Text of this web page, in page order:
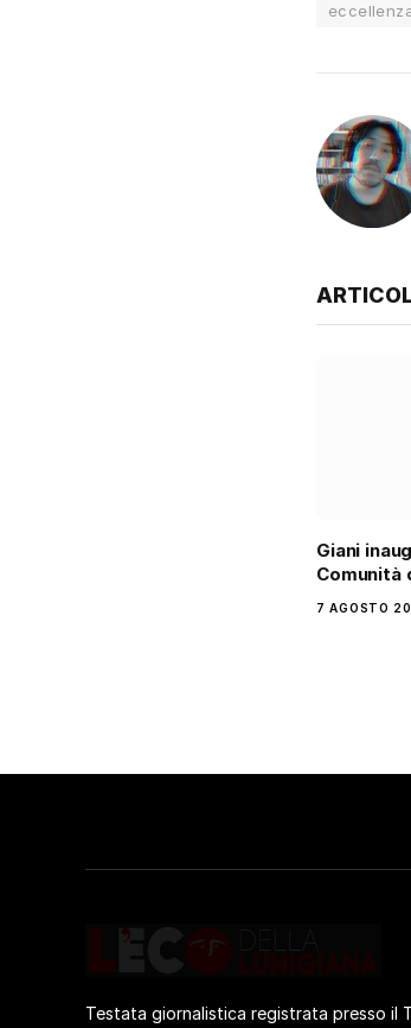
Giani
Comunità
7 AGOSTO
Testata giornalistica registrata presso il